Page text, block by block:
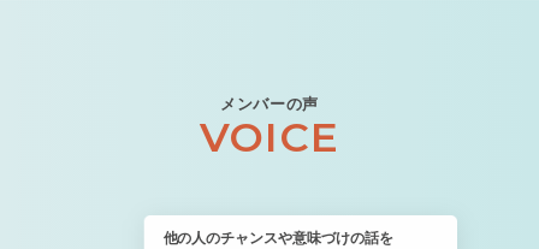
メンバーの声
VOICE
他の人のチャンスや意味づけの話を